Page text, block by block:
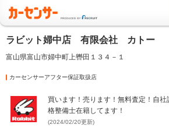
ラビット婦中店 有限会社 カトー
富山県富山市婦中町上轡田１３４－１
カーセンサーアフター保証取扱店
買います！売ります！無料査定！自
格整備士在籍してます！
(2024/02/20更新)